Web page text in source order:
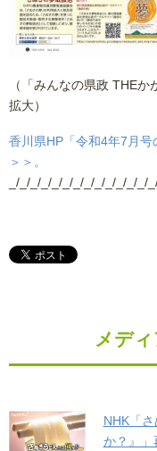
（「みんなの県政 THE
拡大）
香川県HP「令和4年7月
＞＞。
_/_/_/_/_/_/_/_/_/_/_/_/
メデ
NHK「
か？』」